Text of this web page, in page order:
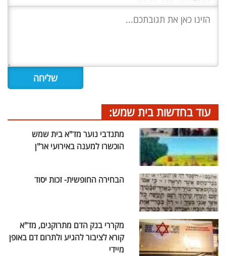
עוד בחדשות בית שמש:
מתנדבי נוער מד"א בית שמש
הוכשרו למענה באירועי אר"ן
הבחירה החופשית- זכות יסוד
מקררי בנק הדם מתרוקנים, מד"א
קורא לציבור להגיע ולתרום דם באופן
מיידי